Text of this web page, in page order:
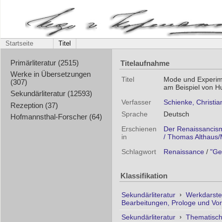
Startseite Titel
Primärliteratur (2515)
Werke in Übersetzungen
(307)
Sekundärliteratur (12593)
Rezeption (37)
Hofmannsthal-Forscher (64)
Titelaufnahme
Titel
Mode und
am Beispiel von
Verfasser
Schienke,
Sprache
Deutsch
Erschienen
in
Der
/ Thomas
Schlagwort
Renaissance/
Klassifikation
Sekundärliteratur ›
Bearbeitungen, Prologe und
Sekundärliteratur ›